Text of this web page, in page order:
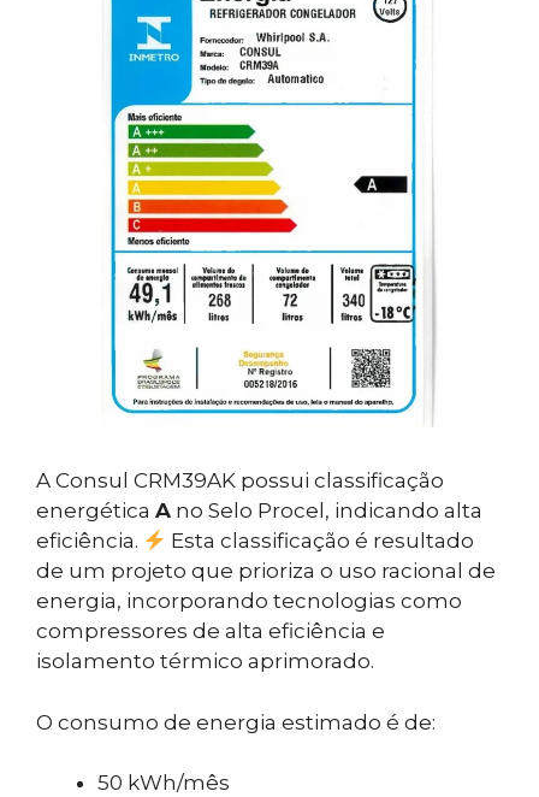
A Consul CRM39AK possui classificação
energética A no Selo Procel, indicando alta
eficiência.
Esta classificação é resultado
de um projeto que prioriza o uso racional de
energia, incorporando tecnologias como
compressores de alta eficiência e
isolamento térmico aprimorado.
O consumo de energia estimado é de:
50 kWh/mês